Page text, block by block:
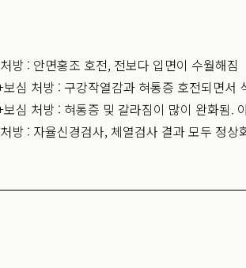
방 : 안면홍조 호전, 전보다 입면이 수월해짐
심 처방 : 구강작열감과 혀통증 호전되면
심 처방 : 혀통증 및 갈라짐이 많이 완화됨.
방 : 자율신경검사, 체열검사 결과 모두 정